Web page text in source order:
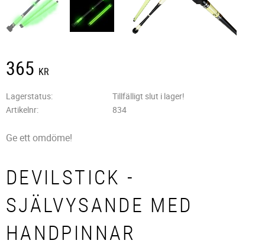
365 KR
Lagerstatus
Tillfälligt slut i lager!
Artikelnr
834
Ge ett omdöme!
DEVILSTICK -
SJÄLVYSANDE MED
HANDPINNAR